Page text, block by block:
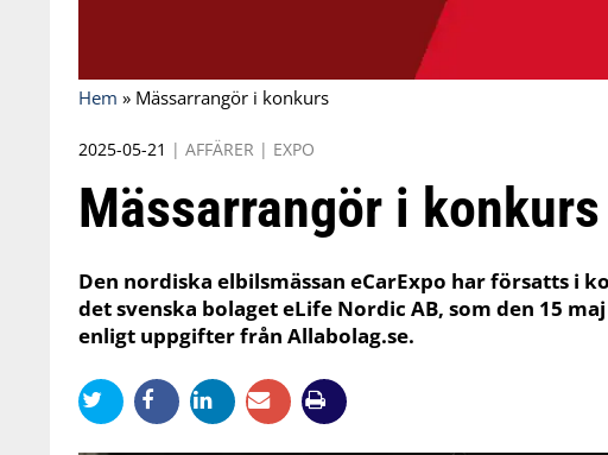
Hem » Mässarrangör i konkurs
2025-05-21 | AFFÄRER | EXPO
Mässarrangör i konkurs
Den nordiska elbilsmässan eCarExpo har försatts i
det svenska bolaget eLife Nordic AB, som den 15
enligt uppgifter från Allabolag.se.